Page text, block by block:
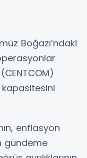
Boğazı’ndaki
enflasyon
gündeme